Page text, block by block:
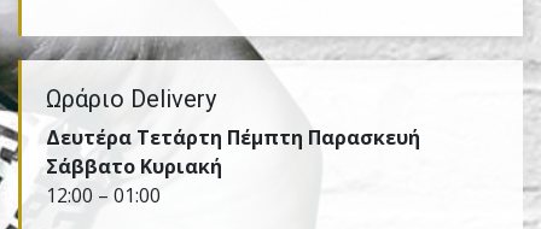
Ωράριο Delivery
Δευτέρα Τετάρτη Πέμπτη Παρασκευή
Σάββατο Κυριακή
12:00 – 01:00